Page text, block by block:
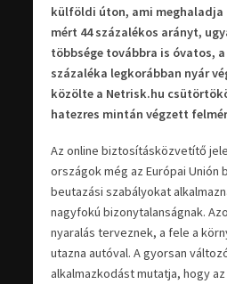
külföldi úton, ami meghaladja
mért 44 százalékos arányt,
többsége továbbra is óvatos,
százaléka legkorábban nyár
közölte a Netrisk.hu
hatezres mintán végzett
Az online biztosításközvetítő
országok még az Európai Unión
beutazási szabályokat
nagyfokú bizonytalanságnak.
nyaralás terveznek, a fele a
utazna autóval. A gyorsan
alkalmazkodást mutatja, hogy